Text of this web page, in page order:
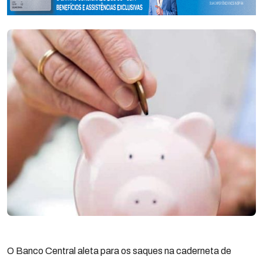
O Banco Central aleta para os saques na caderneta de